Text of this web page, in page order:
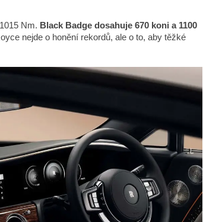
Nm. Black Badge dosahuje 670 koni a 1100
nejde o honění rekordů, ale o to, aby těžké